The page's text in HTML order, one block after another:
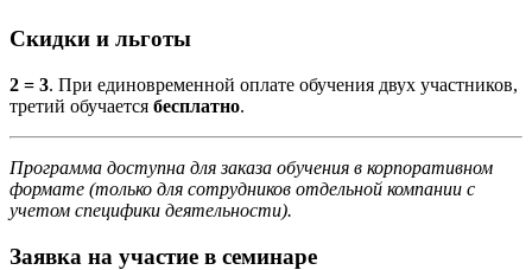
Скидки и льготы
2 = 3. При единовременной оплате обучения двух участников,
третий обучается бесплатно.
Программа доступна для заказа обучения в корпоративном
формате (только для сотрудников отдельной компании с
учетом специфики деятельности).
Заявка на участие в семинаре